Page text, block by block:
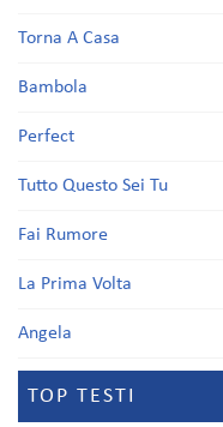
Torna A Casa
Bambola
Perfect
Tutto Questo Sei Tu
Fai Rumore
La Prima Volta
Angela
TOP TESTI